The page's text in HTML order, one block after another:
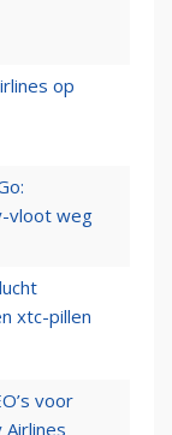
op
vloot weg
xtc-pillen
voor
Airlines